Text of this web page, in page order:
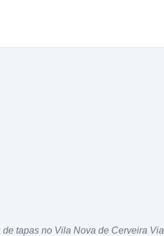
de tapas no Vila Nova de Cerveira